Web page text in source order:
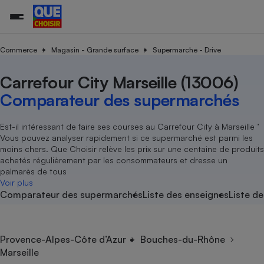
Commerce Magasin - Grande surface Supermarché - Drive
Carrefour City Marseille (13006)
Comparateur des supermarchés
Est-il intéressant de faire ses courses au Carrefour City à Marseille ’
Vous pouvez analyser rapidement si ce supermarché est parmi les
moins chers. Que Choisir relève les prix sur une centaine de produits
achetés régulièrement par les consommateurs et dresse un
palmarès de tous
Voir plus
Comparateur des supermarchésListe des enseignesListe
Provence-Alpes-Côte d’Azur
Bouches-du-Rhône
Marseille
Additifs
Nutrition
Assurance auto
Magasin - Grande surface
Méthode de vente -
Organismes de défense
Système judiciairegratuit
Déchet
Achat - Vente - Travaux
Location
Sport
électrique
Démarche administrative
Senior
Service marchand
Train
Transport aérien
Toutes les actualités
Enquêtes
Guides d'achat
Conseils
Brèves
Tous les services
Soumettre un litige
Lettres types
Rencontrer une association locale
Tous nos combats
Nos actions
Nos grandes victoires
Les billets de la présidente
Nos associations locales
Nous rejoindre
En savoir plus sur Que Choisir Ensemble
nous ?
L’association
Nos missions
Notre méthodologie
Notre financement
Nos partenaires
Nous rejoindre